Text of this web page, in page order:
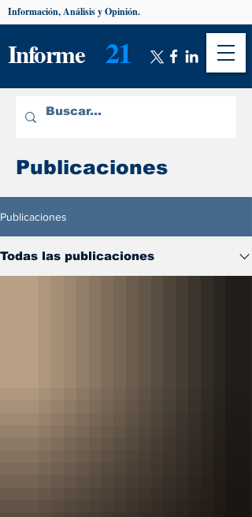
Informe 21
Información, Análisis y Opinión.
Publicaciones
Publicaciones
Todas las publicaciones